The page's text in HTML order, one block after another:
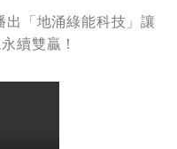
出「地涌綠能科技」讓
續雙贏！